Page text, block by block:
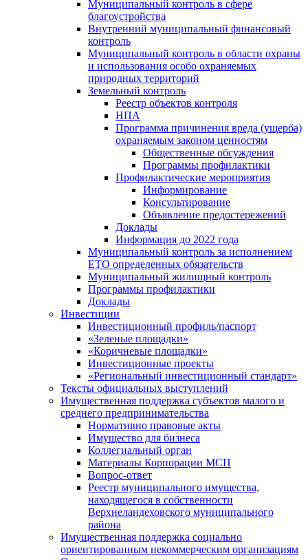
Муниципальный контроль в сфере
благоустройства
Внутренний муниципальный финансовый
контроль
Муниципальный контроль в области охраны
и использования особо охраняемых
природных территорий
Земельный контроль
Реестр объектов контроля
НПА
Программа причинения вреда (ущерба)
охраняемым законом ценностям
Общественные обсуждения
Программы профилактики
Профилактические мероприятия
Информирование
Консультирование
Объявление предостережений
Доклады
Информация до 2022 года
Муниципальный контроль за исполнением
ЕТО определенных обязательств
Муниципальный жилищный контроль
Программы профилактики
Доклады
Инвестиции
Инвестиционный профиль/паспорт
«Зеленые площадки»
«Коричневые площадки»
Инвестиционные проекты
«Региональный инвестиционный стандарт»
Тексты официальных выступлений
Имущественная поддержка субъектов малого и
среднего предпринимательства
Нормативно правовые акты
Имущество для бизнеса
Коллегиальный орган
Материалы Корпорации МСП
Вопрос-ответ
Реестр муниципального имущества,
находящегося в собственности
Верхнеландеховского муниципального
района
Имущественная поддержка социально
ориентированным некоммерческим организациям